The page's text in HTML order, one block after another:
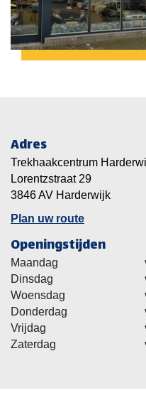
Adres
Trekhaakcentrum
Lorentzstraat 29
3846 AV Harderwijk
Plan uw route
Openingstijden
Maandag
Dinsdag
Woensdag
Donderdag
Vrijdag
Zaterdag